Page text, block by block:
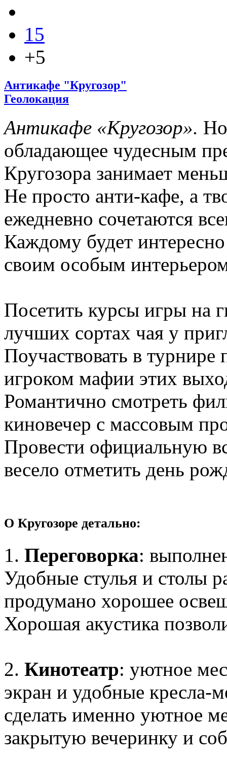
15
+5
Антикафе "Кругозор"
Геолокация
Антикафе «Кругозор».
обладающее чудесным
Кругозора занимает
Не просто анти-кафе, а
ежедневно сочетаются
Каждому будет
своим особым
Посетить курсы игры на
лучших сортах чая у
Поучаствовать в
игроком мафии этих
Романтично смотреть
киновечер с массовым
Провести официальную
весело отметить день
О Кругозоре детально:
1. Переговорка:
Удобные стулья и столы
продумано хорошее
Хорошая акустика
2. Кинотеатр: уютное
экран и удобные кресла-
сделать именно уютное
закрытую вечеринку и